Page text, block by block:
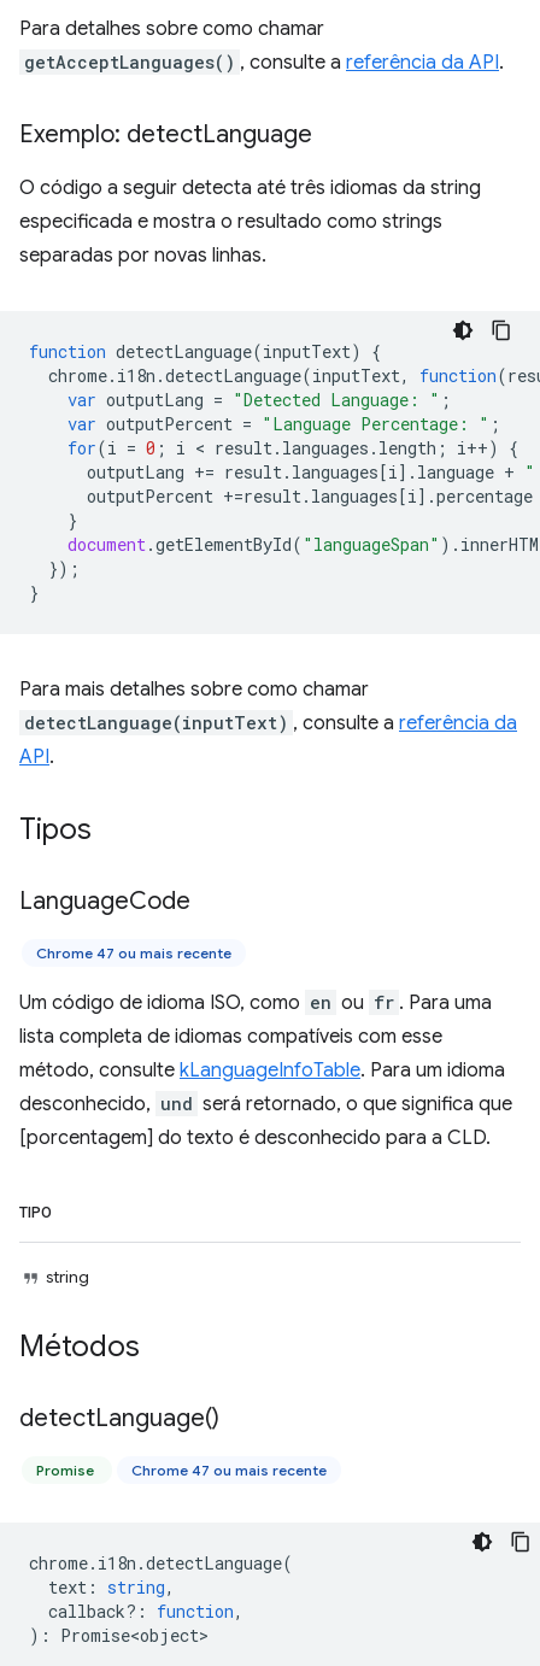
Para detalhes sobre como chamar
getAcceptLanguages() , consulte a referência da API.
Exemplo: detectLanguage
O código a seguir detecta até três idiomas da string
especificada e mostra o resultado como strings
separadas por novas linhas.
function detectLanguage(inputText)
{
chrome. i18n .detectLanguage(inputText, function(
var outputLang = "Detected Language: " ;
var outputPercent = "Language Percentage: " ;
for(i = 0 ; i < result. languages . length ; i++)
{
outputLang += result. languages[i]. language +
outputPercent +=result. languages[i].percentage
}
document.getElementById( "languageSpan" ).
});
}
Para mais detalhes sobre como chamar
detectLanguage(inputText) , consulte a referência da
API.
Tipos
LanguageCode
Chrome 47 ou mais recente
Um código de idioma ISO, como en ou fr . Para uma
lista completa de idiomas compatíveis com esse
método, consulte kLanguageInfoTable. Para um idioma
desconhecido, und será retornado, o que significa que
[porcentagem] do texto é desconhecido para a CLD.
TIPO
string
Métodos
detectLanguage()
Promise Chrome 47 ou mais recente
chrome. i18n .detectLanguage(
text : string,
callback? : function,
) : Promise<object>